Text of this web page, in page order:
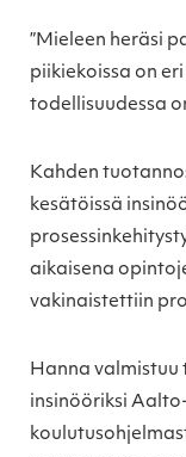
”Mieleen heräsi
piikiekoissa on
todellisuudessa
Kahden
kesätöissä
aikaisena
vakinaistettiin
Hanna valmistuu
insinööriksi